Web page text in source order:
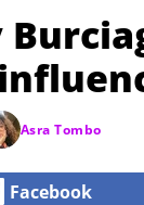
Asra Tombo
Facebook